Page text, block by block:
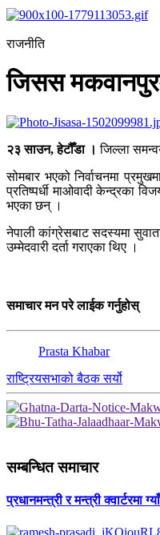
राजनीति
जिसस
२३ साउन, हेटौँडा ।जिल्ला
सोमबार भएको निर्वाचनमा
प्रतिष्पर्धी माओवादी केन्द्रका
भएका छन् ।
नेपाली कांग्रेसबाट सदस्यमा
उम्मेदवारी दर्ता गराएका थिए ।
समाचार मन परे लाईक गर्नुहोस्
Prasta Khabar
राष्ट्रियसभाको बैठक सर्यो
सम्बन्धित समाचार
प्रधानमन्त्री र मन्त्री